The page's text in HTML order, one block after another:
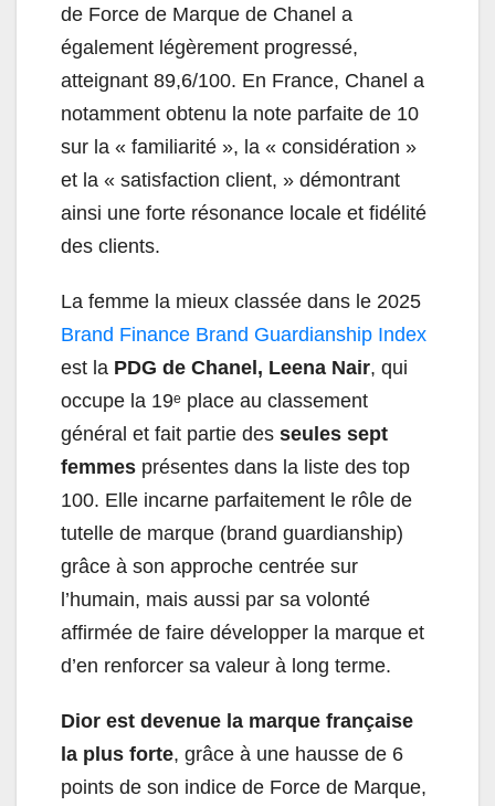
de Force de Marque de Chanel a
également légèrement progressé,
atteignant 89,6/100. En France, Chanel a
notamment obtenu la note parfaite de 10
sur la « familiarité », la « considération »
et la « satisfaction client, » démontrant
ainsi une forte résonance locale et fidélité
des clients.
La femme la mieux classée dans le 2025
Brand Finance Brand Guardianship Index
est la PDG de Chanel, Leena Nair, qui
occupe la 19ᵉ place au classement
général et fait partie des seules sept
femmes présentes dans la liste des top
100. Elle incarne parfaitement le rôle de
tutelle de marque (brand guardianship)
grâce à son approche centrée sur
l’humain, mais aussi par sa volonté
affirmée de faire développer la marque et
d’en renforcer sa valeur à long terme.
Dior est devenue la marque française
la plus forte, grâce à une hausse de 6
points de son indice de Force de Marque,